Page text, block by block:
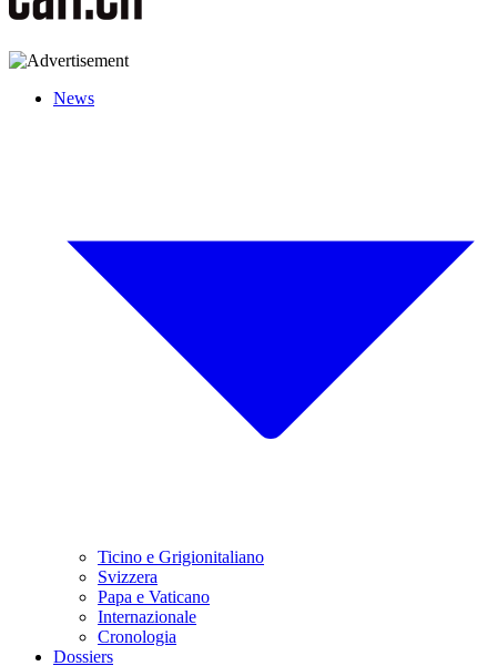
News
Ticino e Grigionitaliano
Svizzera
Papa e Vaticano
Internazionale
Cronologia
Dossiers